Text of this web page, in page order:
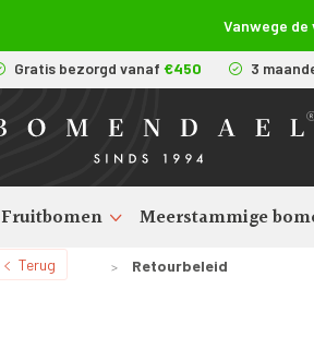
Vanwege
Fruitbomen Meerstammige
Gratis bezorgd vanaf €450 3
Terug > Retourbeleid